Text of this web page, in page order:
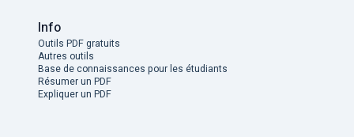
Info
Outils PDF gratuits
Autres outils
Base de connaissances pour les étudiants
Résumer un PDF
Expliquer un PDF